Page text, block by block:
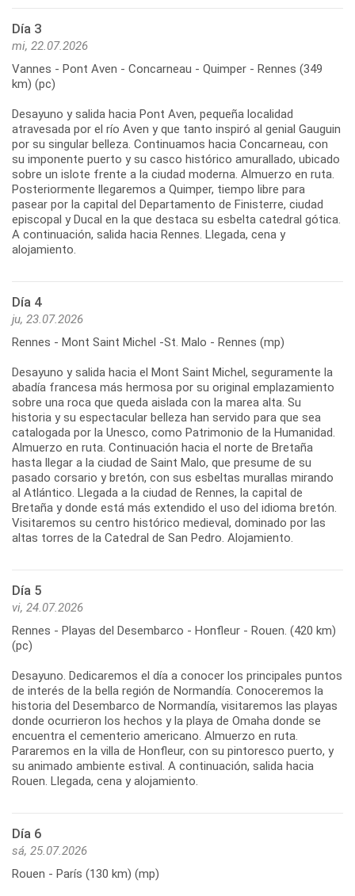
Día 3
mi, 22.07.2026
Vannes - Pont Aven - Concarneau - Quimper - Rennes (349
km) (pc)
Desayuno y salida hacia Pont Aven, pequeña localidad
atravesada por el río Aven y que tanto inspiró al genial Gauguin
por su singular belleza. Continuamos hacia Concarneau, con
su imponente puerto y su casco histórico amurallado, ubicado
sobre un islote frente a la ciudad moderna. Almuerzo en ruta.
Posteriormente llegaremos a Quimper, tiempo libre para
pasear por la capital del Departamento de Finisterre, ciudad
episcopal y Ducal en la que destaca su esbelta catedral gótica.
A continuación, salida hacia Rennes. Llegada, cena y
Día 4
ju, 23.07.2026
Rennes - Mont Saint Michel -St. Malo - Rennes (mp)
Desayuno y salida hacia el Mont Saint Michel, seguramente la
abadía francesa más hermosa por su original emplazamiento
sobre una roca que queda aislada con la marea alta. Su
historia y su espectacular belleza han servido para que sea
catalogada por la Unesco, como Patrimonio de la Humanidad.
Almuerzo en ruta. Continuación hacia el norte de Bretaña
hasta llegar a la ciudad de Saint Malo, que presume de su
pasado corsario y bretón, con sus esbeltas murallas mirando
al Atlántico. Llegada a la ciudad de Rennes, la capital de
Bretaña y donde está más extendido el uso del idioma bretón.
Visitaremos su centro histórico medieval, dominado por las
Día 5
vi, 24.07.2026
Rennes - Playas del Desembarco - Honfleur - Rouen. (420 km)
(pc)
Desayuno. Dedicaremos el día a conocer los principales puntos
de interés de la bella región de Normandía. Conoceremos la
historia del Desembarco de Normandía, visitaremos las playas
donde ocurrieron los hechos y la playa de Omaha donde se
encuentra el cementerio americano. Almuerzo en ruta.
Pararemos en la villa de Honfleur, con su pintoresco puerto, y
su animado ambiente estival. A continuación, salida hacia
Día 6
sá, 25.07.2026
Rouen - París (130 km) (mp)